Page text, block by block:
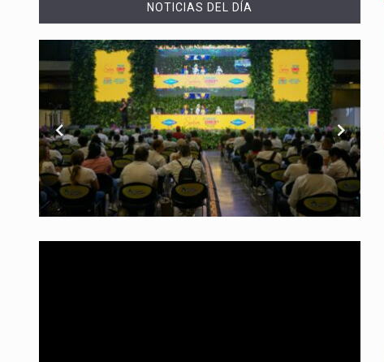
NOTICIAS DEL DÍA